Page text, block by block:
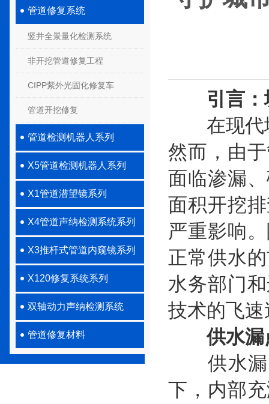
管道修复系统
竖井全景量化检测系统
非开挖管道修复工程
CIPP紫外光固化修复车
管道开挖修复
管道检测机器人系列
X5管道检测机器人系列
X1管道潜望镜系列
X4管道声纳检测系统系列
X3推杆式管道内窥镜系列
X120修复系统系列
双轴动力声纳检测系统
管道修复材料
引言
在现代城
然而，由
面临渗漏
面积开挖
严重影响
正常供水
水务部门
技术的飞
供水
供水漏点
下，内部